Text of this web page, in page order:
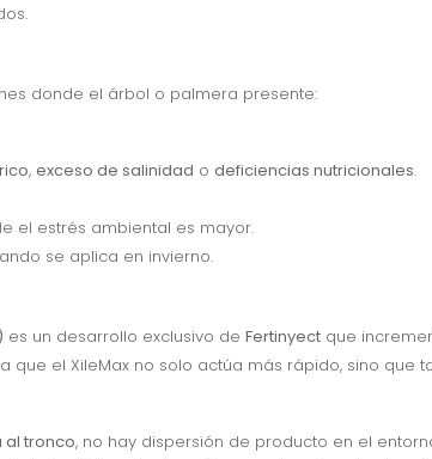
donde el árbol o palmera presente:
, exceso de salinidad o deficiencias nutricionales.
el estrés ambiental es mayor.
se aplica en invierno.
es un desarrollo exclusivo de Fertinyect que
que el XileMax no solo actúa más rápido, sino que
al tronco, no hay dispersión de producto en el